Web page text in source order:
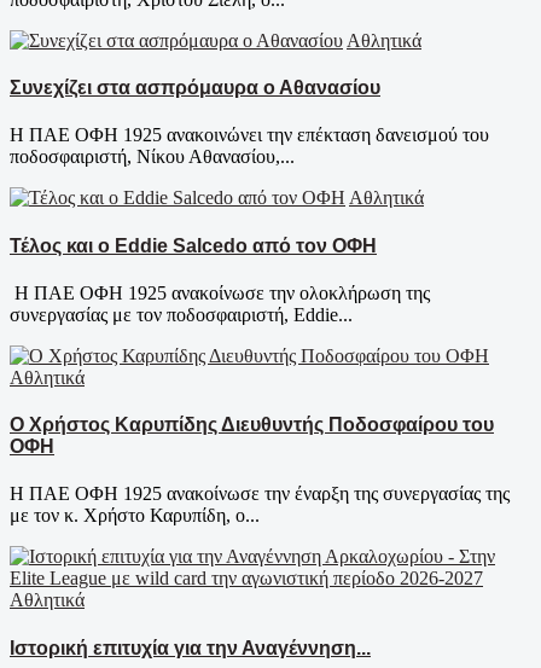
Αθλητικά
Συνεχίζει στα ασπρόμαυρα ο Αθανασίου
Η ΠΑΕ ΟΦΗ 1925 ανακοινώνει την επέκταση δανεισμού του
ποδοσφαιριστή, Νίκου Αθανασίου,...
Αθλητικά
Τέλος και ο Eddie Salcedo από τον ΟΦΗ
Η ΠΑΕ ΟΦΗ 1925 ανακοίνωσε την ολοκλήρωση της
συνεργασίας με τον ποδοσφαιριστή, Eddie...
Αθλητικά
Ο Χρήστος Καρυπίδης Διευθυντής Ποδοσφαίρου του
ΟΦΗ
Η ΠΑΕ ΟΦΗ 1925 ανακοίνωσε την έναρξη της συνεργασίας της
με τον κ. Χρήστο Καρυπίδη, ο...
Αθλητικά
Ιστορική επιτυχία για την Αναγέννηση...